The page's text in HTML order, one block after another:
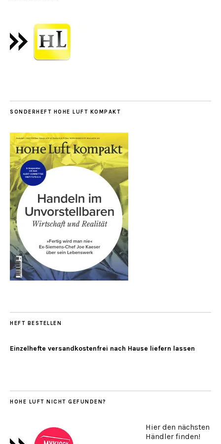
SONDERHEFT HOHE LUFT KOMPAKT
HEFT BESTELLEN
Einzelhefte versandkostenfrei nach Hause liefern lassen
HOHE LUFT NICHT GEFUNDEN?
Hier den nächsten
Händler finden!